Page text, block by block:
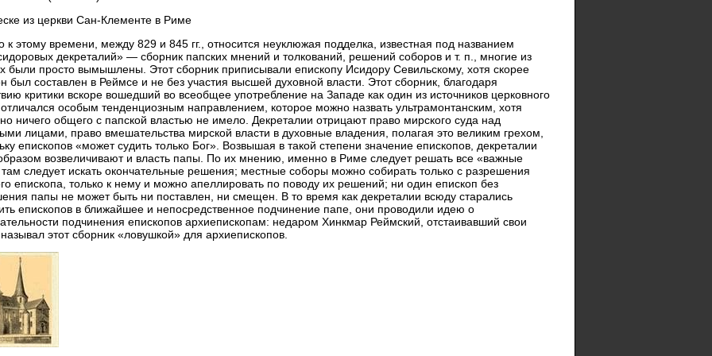
из церкви Сан-Клементе в Риме
к этому времени, между 829 и 845 гг., относится неуклюжая подделка, известная под названием
декреталий» — сборник папских мнений и толкований, решений соборов и т. п., многие из
были просто вымышлены. Этот сборник приписывали епископу Исидору Севильскому, хотя скорее
был составлен в Реймсе и не без участия высшей духовной власти. Этот сборник, благодаря
критики вскоре вошедший во всеобщее употребление на Западе как один из источников церковного
особым тенденциозным направлением, которое можно назвать ультрамонтанским, хотя
ничего общего с папской властью не имело. Декреталии отрицают право мирского суда над
лицами, право вмешательства мирской власти в духовные владения, полагая это великим грехом,
епископов «может судить только Бог». Возвышая в такой степени значение епископов, декреталии
возвеличивают и власть папы. По их мнению, именно в Риме следует решать все «важные
следует искать окончательные решения; местные соборы можно собирать только с разрешения
епископа, только к нему и можно апеллировать по поводу их решений; ни один епископ без
папы не может быть ни поставлен, ни смещен. В то время как декреталии всюду старались
епископов в ближайшее и непосредственное подчинение папе, они проводили идею о
подчинения епископов архиепископам: недаром Хинкмар Реймский, отстаивавший свои
этот сборник «ловушкой» для архиепископов.